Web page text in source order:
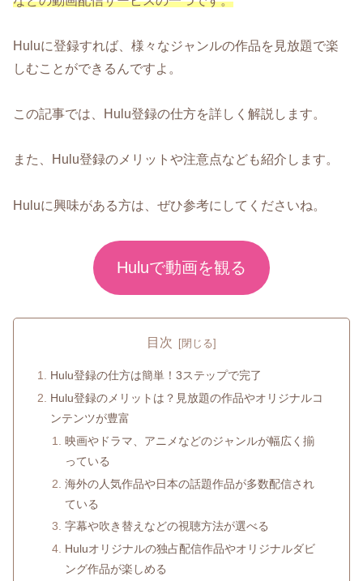
Huluに登録すれば、様々なジャンルの作品を見放題で楽
しむことができるんですよ。
この記事では、Hulu登録の仕方を詳しく解説します。
また、Hulu登録のメリットや注意点なども紹介します。
Huluに興味がある方は、ぜひ参考にしてくださいね。
Huluで動画を観る
目次
Hulu登録の仕方は簡単！3ステップで完了
Hulu登録のメリットは？見放題の作品やオリジナルコ
ンテンツが豊富
映画やドラマ、アニメなどのジャンルが幅広く揃
っている
海外の人気作品や日本の話題作品が多数配信され
ている
字幕や吹き替えなどの視聴方法が選べる
Huluオリジナルの独占配信作品やオリジナルダビ
ング作品が楽しめる